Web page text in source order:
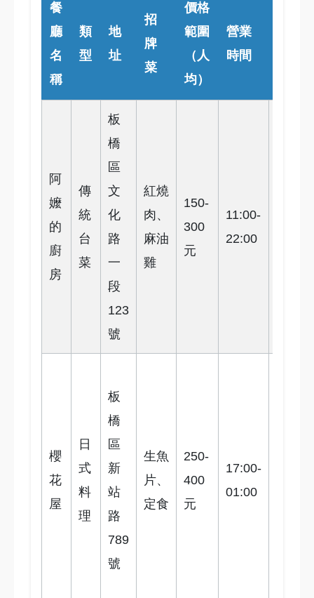
餐
廳
名
稱
類
型
地
址
招
牌
菜
價格
範圍
（人
均）
營業
時間
阿
嬤
的
廚
房
傳
統
台
菜
板
橋
區
文
化
路
一
段
123
號
紅燒
肉、
麻油
雞
150-
300
元
11:00-
22:00
櫻
花
屋
日
式
料
理
板
橋
區
新
站
路
789
號
生魚
片、
定食
250-
400
元
17:00-
01:00